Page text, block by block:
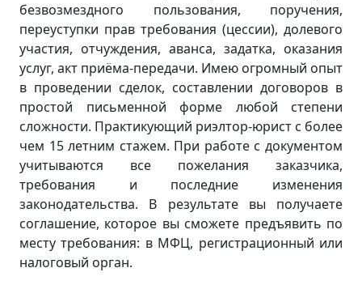
безвозмездного пользования, поручения,
переуступки прав требования (цессии), долевого
участия, отчуждения, аванса, задатка, оказания
услуг, акт приёма-передачи. Имею огромный опыт
в проведении сделок, составлении договоров в
простой письменной форме любой степени
сложности. Практикующий риэлтор-юрист с более
чем 15 летним стажем. При работе с документом
учитываются все пожелания заказчика,
требования и последние изменения
законодательства. В результате вы получаете
соглашение, которое вы сможете предъявить по
месту требования: в МФЦ, регистрационный или
налоговый орган.